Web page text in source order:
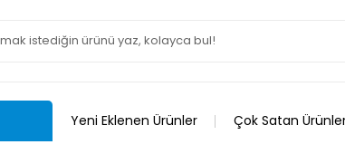
Yeni Eklenen Ürünler Çok Satan